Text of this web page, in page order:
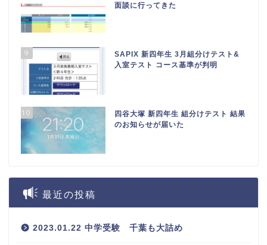
面談に行ってきた
9
SAPIX 新四年生 3月組分けテスト&
入室テスト コース基準が判明
10
四谷大塚 新四年生 組分けテスト 結果
のお知らせが届いた
最近の投稿
2023.01.22 中学受験 千葉も大詰め